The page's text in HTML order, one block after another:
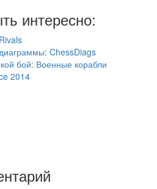
интересно:
ChessDiags
бой: Военные корабли
2014